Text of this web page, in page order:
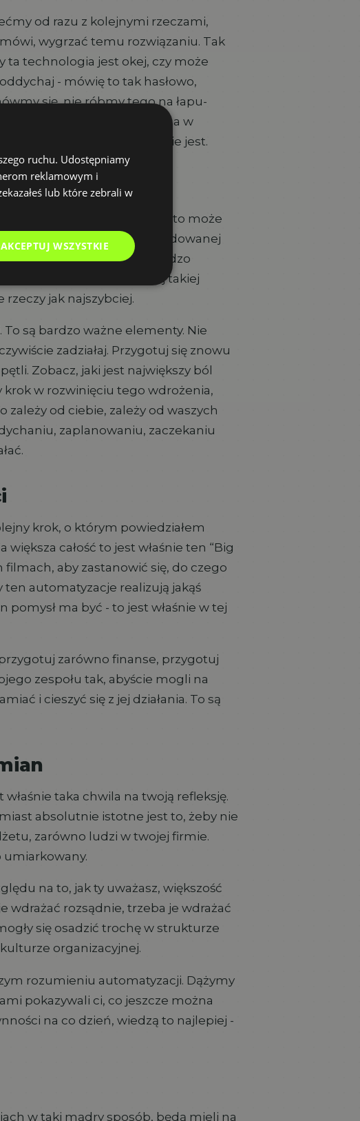
od razu z kolejnymi rzeczami,
wygrzać temu rozwiązaniu. Tak
ta technologia jest okej, czy może
- mówię to tak hasłowo,
się, nie róbmy tego na łapu-
w żadnej dziedzinie życia, a w
z całą pewnością nie jest.
kroku. Ten kolejny krok to może
rozbudowa właśnie zbudowanej
zaplanuj kolejny krok bardzo
zastanów. Nie podejmuj takiej
jak najszybciej.
To są bardzo ważne elementy. Nie
zadziałaj. Przygotuj się znowu
Zobacz, jaki jest największy ból
w rozwinięciu tego wdrożenia,
zależy od ciebie, zależy od waszych
zaplanowaniu, zaczekaniu
krok, o którym powiedziałem
większa całość to jest właśnie ten “Big
aby zastanowić się, do czego
automatyzacje realizują jakąś
pomysł ma być - to jest właśnie w tej
zarówno finanse, przygotuj
zespołu tak, abyście mogli na
i cieszyć się z jej działania. To są
taka chwila na twoją refleksję.
absolutnie istotne jest to, żeby nie
zarówno ludzi w twojej firmie.
umiarkowany.
na to, jak ty uważasz, większość
wdrażać rozsądnie, trzeba je wdrażać
się osadzić trochę w strukturze
organizacyjnej.
rozumieniu automatyzacji. Dążymy
pokazywali ci, co jeszcze można
na co dzień, wiedzą to najlepiej -
w taki mądry sposób, będą mieli na
ruchu. Udostępniamy
reklamowym i
lub które zebrali w
AKCEPTUJ WSZYSTKIE